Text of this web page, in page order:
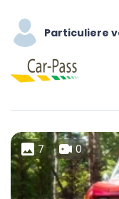
Particuliere
7 0